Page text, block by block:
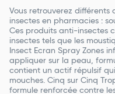
Vous retrouverez différents
insectes en pharmacies :
Ces produits anti-insectes
insectes tels que les
Insect Ecran Spray Zones
appliquer sur la peau,
contient un actif répulsif
mouches. Cinq sur Cinq
formule renforcée contre